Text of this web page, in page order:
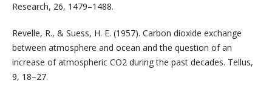
Research, 26, 1479–1488.
Revelle, R., & Suess, H. E. (1957). Carbon dioxide exchange
between atmosphere and ocean and the question of an
increase of atmospheric CO2 during the past decades. Tellus,
9, 18–27.